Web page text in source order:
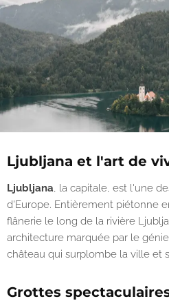
Ljubljana et l'art de
Ljubljana, la capitale, est l'une
d'Europe. Entièrement piétonne
flânerie le long de la rivière
architecture marquée par le
château qui surplombe la ville et
Grottes